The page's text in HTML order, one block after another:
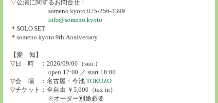
▽公演に関するお問合せ：
someno kyoto 075-256-3399
info@someno.kyoto
＊SOLO SET
＊someno kyoto 9th Anniversary
【愛 知】
▽日 時 ：2026/09/06（sun.）
open 17:00 ／ start 18:00
▽会 場 ：名古屋・今池 TOKUZO
▽チケット：全自由 ￥5,000（tax in）
※オーダー別途必要